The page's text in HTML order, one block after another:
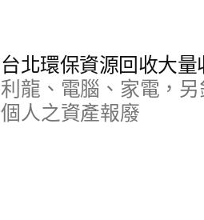
台北環保資源回收大量
利龍、電腦、家電，
個人之資產報廢